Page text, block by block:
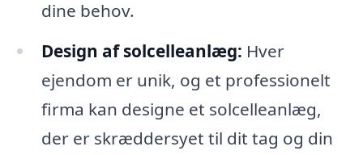
dine behov.
Design af solcelleanlæg: Hver
ejendom er unik, og et professionelt
firma kan designe et solcelleanlæg,
der er skræddersyet til dit tag og din